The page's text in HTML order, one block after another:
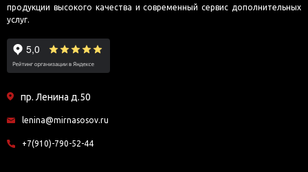
продукции высокого качества и современный сервис дополнительных
услуг.
пр. Ленина д.50
lenina@mirnasosov.ru
+7(910)-790-52-44